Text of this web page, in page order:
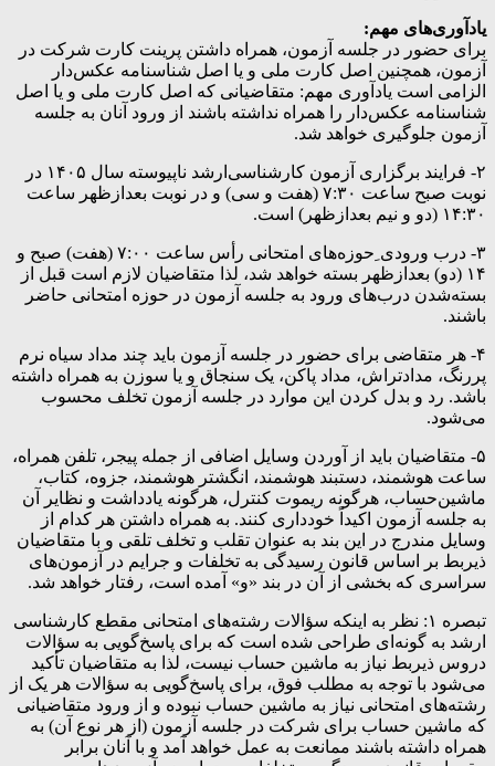
یادآوری‌های مهم:
برای حضور در جلسه آزمون، همراه داشتن پرینت کارت شرکت در
آزمون‌، همچنین اصل کارت ملی و یا اصل شناسنامه عکس‌دار
الزامی است یادآوری مهم: متقاضیانی که اصل کارت ملی و یا اصل
شناسنامه عکس‌دار را همراه نداشته باشند از ورود آنان به جلسه
آزمون جلوگیری خواهد شد.
۲- فرایند برگزاری آزمون‌ کارشناسی‌ارشد ناپیوسته‌ سال‌ ۱۴۰۵ در
نوبت صبح ساعت‌ ۷:۳۰ (هفت و سی) و در نوبت بعدازظهر ساعت
۱۴:۳۰ (دو و نیم بعدازظهر) است.
۳- درب ورودی ِحوزه‌های امتحانی رأس‌ ساعت‌ ۷:۰۰ (هفت) صبح و
۱۴ (دو) بعدازظهر بسته خواهد شد، لذا متقاضیان لازم است قبل از
بسته‌شدن درب‌های ورود به جلسه آزمون در حوزه امتحانی حاضر
باشند.
۴- هر متقاضی برای حضور در جلسه آزمون باید چند مداد سیاه نرم
پررنگ، مدادتراش، مداد پاکن، یک سنجاق و یا سوزن به همراه داشته
باشد. رد و بدل کردن این موارد در جلسه آزمون تخلف محسوب
می‌شود.
۵- متقاضیان باید از آوردن وسایل اضافی از جمله پیجر، تلفن همراه،
ساعت هوشمند، دستبند هوشمند، انگشتر هوشمند، جزوه، کتاب،
ماشین‌حساب، هرگونه ریموت کنترل، هرگونه یادداشت و نظایر آن
به جلسه آزمون اکیداً خودداری کنند. به همراه داشتن هر کدام از
وسایل مندرج در این بند به عنوان تقلب و تخلف تلقی و با متقاضیان
ذیربط بر اساس قانون رسیدگی به تخلفات و جرایم در آزمون‌های
سراسری که بخشی از آن در بند «و» آمده است، رفتار خواهد شد.
تبصره ۱: نظر به اینکه سؤالات رشته‌های امتحانی مقطع کارشناسی
ارشد به گونه‌ای طراحی شده است که برای پاسخ‌گویی به سؤالات
دروس ذیربط نیاز به ماشین حساب نیست، لذا به متقاضیان تأکید
می‌شود با توجه به مطلب فوق، برای پاسخ‌گویی به سؤالات هر یک از
رشته‌های امتحانی نیاز به ماشین حساب نبوده و از ورود متقاضیانی
که ماشین حساب برای شرکت در جلسه آزمون (از هر نوع آن) به
همراه داشته باشند ممانعت به عمل خواهد آمد و با آنان برابر